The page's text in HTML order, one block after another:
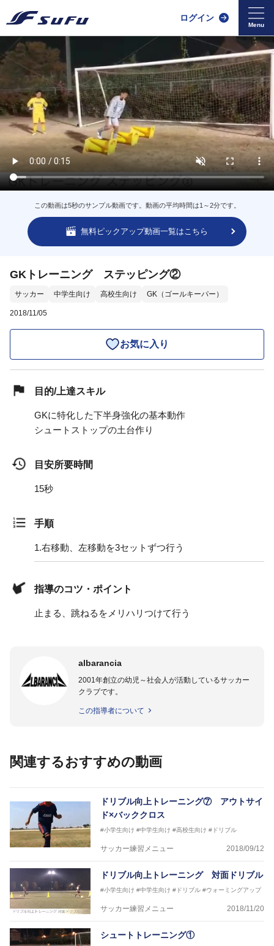
ログイン
この動画は5秒のサンプル動画です。動画の平均時間は1～2分です。
無料ピックアップ動画一覧はこちら
GKトレーニング ステッピング②
サッカー 中学生向け 高校生向け GK（ゴールキーパー）
2018/11/05
お気に入り
目的/上達スキル
GKに特化した下半身強化の基本動作
シュートストップの土台作り
目安所要時間
15秒
手順
1.右移動、左移動を3セットずつ行う
指導のコツ・ポイント
止まる、跳ねるをメリハリつけて行う
albarancia
2001年創立の幼児～社会人が活動しているサッカー
クラブです。
この指導者について
関連するおすすめの動画
ドリブル向上トレーニング⑦ アウトサイ
ド×バッククロス
#小学生向け #中学生向け #高校生向け #ドリブル
サッカー練習メニュー 2018/09/12
ドリブル向上トレーニング 対面ドリブル
#小学生向け #中学生向け #ドリブル #ウォーミングアップ
サッカー練習メニュー 2018/11/20
シュートトレーニング①